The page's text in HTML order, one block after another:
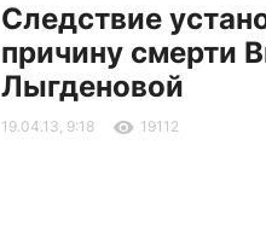
Следствие
причину смерти
Лыгденовой
19.04.13, 9:18 19112